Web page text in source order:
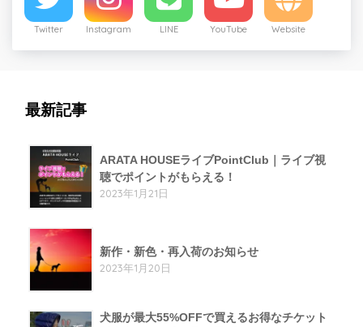
Twitter Instagram LINE YouTube Website
最新記事
ARATA HOUSEライブPointClub｜ライブ視
聴でポイントがもらえる！
2023年1月21日
新作・新色・再入荷のお知らせ
2023年1月20日
犬服が最大55%OFFで買えるお得なチケット